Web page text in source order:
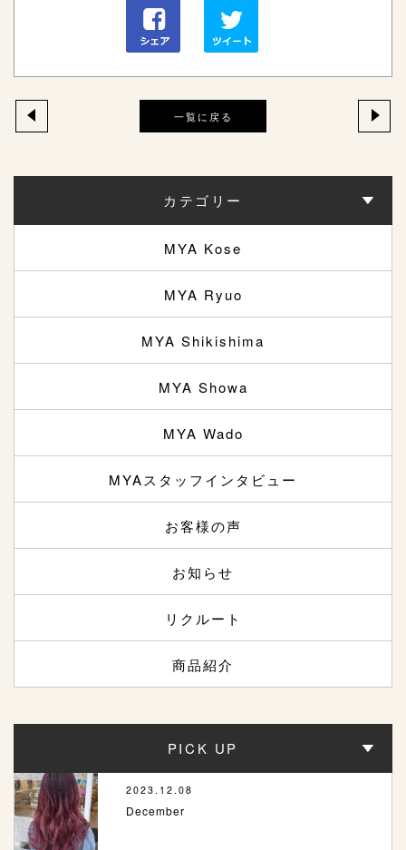
一覧に戻る
カテゴリー
MYA Kose
MYA Ryuo
MYA Shikishima
MYA Showa
MYA Wado
MYAスタッフインタビュー
お客様の声
お知らせ
リクルート
商品紹介
PICK UP
2023.12.08
December